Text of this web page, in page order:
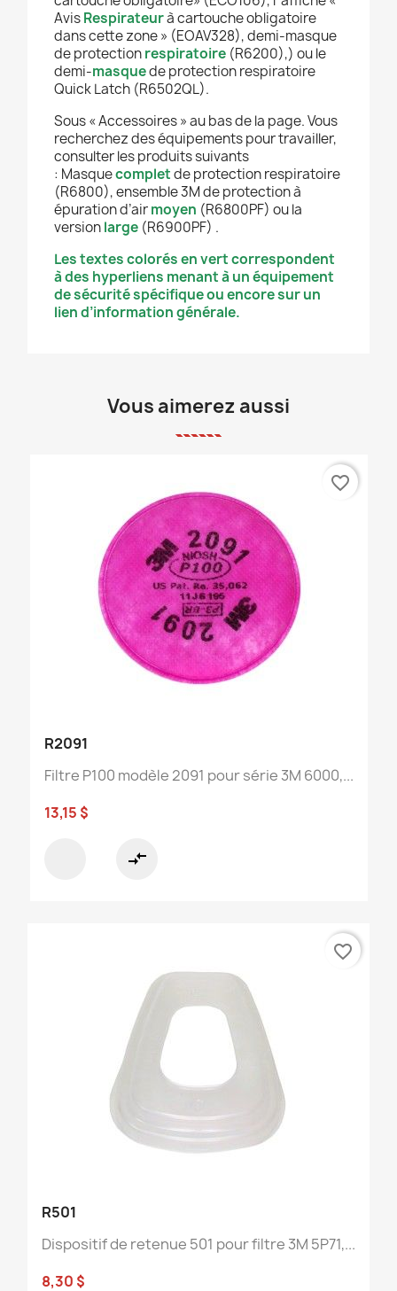
AvisRespirateurà cartouche obligatoire
dans cette zone » (EOAV328), demi-masque
de protectionrespiratoire (R6200),) ou le
demi-masquede protection respiratoire
Quick Latch (R6502QL).
Sous « Accessoires » au bas de la page. Vous
recherchez des équipements pour travailler,
consulter les produits suivants
: Masquecompletde protection respiratoire
(R6800), ensemble 3M de protection à
épuration d’airmoyen (R6800PF) ou la
versionlarge (R6900PF) .
Les textes colorés en vert correspondent
à des hyperliens menant à un équipement
de sécurité spécifique ou encore sur un
lien d’information générale.
Vous aimerez aussi
R2091
Filtre P100 modèle 2091 pour série 3M 6000,...
13,15 $
compare_arrows
favorite_border
R501
Dispositif de retenue 501 pour filtre 3M 5P71,...
8,30 $
favorite_border